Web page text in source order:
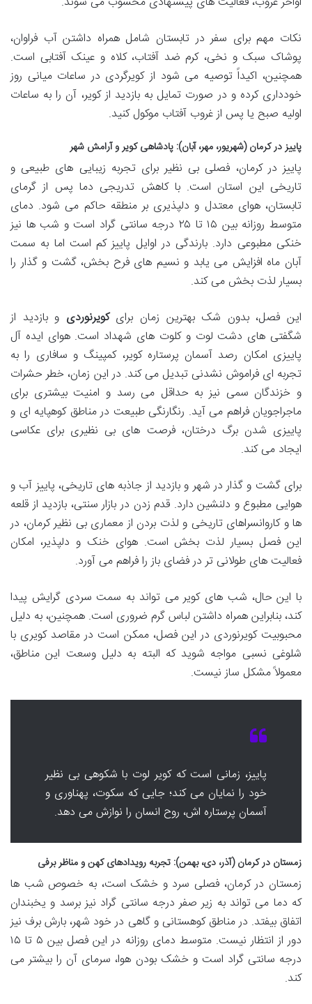
نکات مهم برای سفر در تابستان شامل همراه داشتن آب فراوان،
پوشاک سبک و نخی، کرم ضد آفتاب، کلاه و عینک آفتابی است.
همچنین، اکیداً توصیه می شود از کویرگردی در ساعات میانی روز
خودداری کرده و در صورت تمایل به بازدید از کویر، آن را به ساعات
اولیه صبح یا پس از غروب آفتاب موکول کنید.
پاییز در کرمان (شهریور، مهر، آبان): پادشاهی کویر و آرامش شهر
پاییز در کرمان، فصلی بی نظیر برای تجربه زیبایی های طبیعی و
تاریخی این استان است. با کاهش تدریجی دما پس از گرمای
تابستان، هوای معتدل و دلپذیری بر منطقه حاکم می شود. دمای
متوسط روزانه بین ۱۵ تا ۲۵ درجه سانتی گراد است و شب ها نیز
خنکی مطبوعی دارد. بارندگی در اوایل پاییز کم است اما به سمت
آبان ماه افزایش می یابد و نسیم های فرح بخش، گشت و گذار را
بسیار لذت بخش می کند.
این فصل، بدون شک بهترین زمان برایکویرنوردی و بازدید از
شگفتی های دشت لوت و کلوت های شهداد است. هوای ایده آل
پاییزی امکان رصد آسمان پرستاره کویر، کمپینگ و سافاری را به
تجربه ای فراموش نشدنی تبدیل می کند. در این زمان، خطر حشرات
و خزندگان سمی نیز به حداقل می رسد و امنیت بیشتری برای
ماجراجویان فراهم می آید. رنگارنگی طبیعت در مناطق کوهپایه ای و
پاییزی شدن برگ درختان، فرصت های بی نظیری برای عکاسی
ایجاد می کند.
برای گشت و گذار در شهر و بازدید از جاذبه های تاریخی، پاییز آب و
هوایی مطبوع و دلنشین دارد. قدم زدن در بازار سنتی، بازدید از قلعه
ها و کاروانسراهای تاریخی و لذت بردن از معماری بی نظیر کرمان، در
این فصل بسیار لذت بخش است. هوای خنک و دلپذیر، امکان
فعالیت های طولانی تر در فضای باز را فراهم می آورد.
با این حال، شب های کویر می تواند به سمت سردی گرایش پیدا
کند، بنابراین همراه داشتن لباس گرم ضروری است. همچنین، به دلیل
محبوبیت کویرنوردی در این فصل، ممکن است در مقاصد کویری با
شلوغی نسبی مواجه شوید که البته به دلیل وسعت این مناطق،
معمولاً مشکل ساز نیست.
پاییز، زمانی است که کویر لوت با شکوهی بی نظیر
خود را نمایان می کند؛ جایی که سکوت، پهناوری و
آسمان پرستاره اش، روح انسان را نوازش می دهد.
زمستان در کرمان (آذر، دی، بهمن): تجربه رویدادهای کهن و مناظر برفی
زمستان در کرمان، فصلی سرد و خشک است، به خصوص شب ها
که دما می تواند به زیر صفر درجه سانتی گراد نیز برسد و یخبندان
اتفاق بیفتد. در مناطق کوهستانی و گاهی در خود شهر، بارش برف نیز
دور از انتظار نیست. متوسط دمای روزانه در این فصل بین ۵ تا ۱۵
درجه سانتی گراد است و خشک بودن هوا، سرمای آن را بیشتر می
کند.